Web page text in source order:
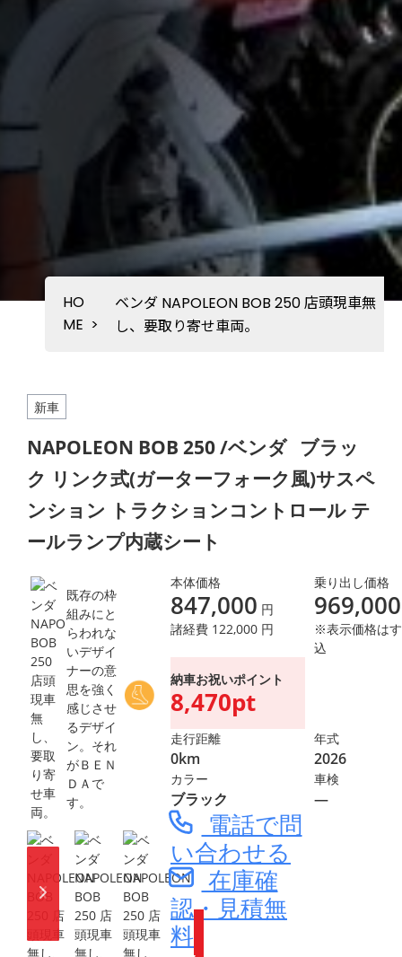
HO
ME >
ベンダ NAPOLEON BOB 250 店頭現車無
し、要取り寄せ車両。
新車
NAPOLEON BOB 250 /ベンダ ブラッ
ク リンク式(ガーターフォーク風)サスペ
ンション トラクションコントロール テ
ールランプ内蔵シート
既存の枠
組みにと
らわれな
いデザイ
ナーの意
思を強く
感じさせ
るデザイ
ン。それ
がＢＥＮ
ＤＡで
す。
本体価格
847,000 円
乗り出し価格
969,000
諸経費 122,000 円
※表示価格は
込
納車お祝いポイント
8,470pt
走行距離
0km
年式
2026
カラー
ブラック
車検
―
電話で問
い合わせる
在庫確
認・見積無
料